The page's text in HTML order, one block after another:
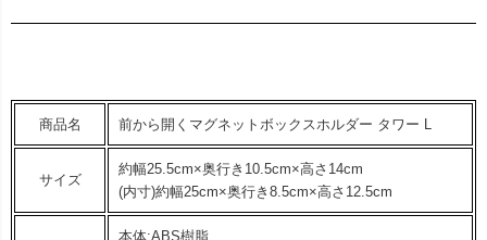
商品名 前から開くマグネットボックスホルダー タワー L
サイズ
約幅25.5cm×奥行き10.5cm×高さ14cm
(内寸)約幅25cm×奥行き8.5cm×高さ12.5cm
本体:ABS樹脂